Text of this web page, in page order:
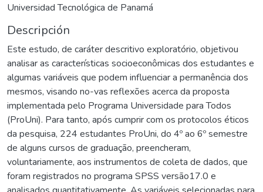
Universidad Tecnológica de Panamá
Descripción
Este estudo, de caráter descritivo exploratório, objetivou
analisar as características socioeconômicas dos estudantes e
algumas variáveis que podem influenciar a permanência dos
mesmos, visando no-vas reflexões acerca da proposta
implementada pelo Programa Universidade para Todos
(ProUni). Para tanto, após cumprir com os protocolos éticos
da pesquisa, 224 estudantes ProUni, do 4º ao 6º semestre
de alguns cursos de graduação, preencheram,
voluntariamente, aos instrumentos de coleta de dados, que
foram registrados no programa SPSS versão17.0 e